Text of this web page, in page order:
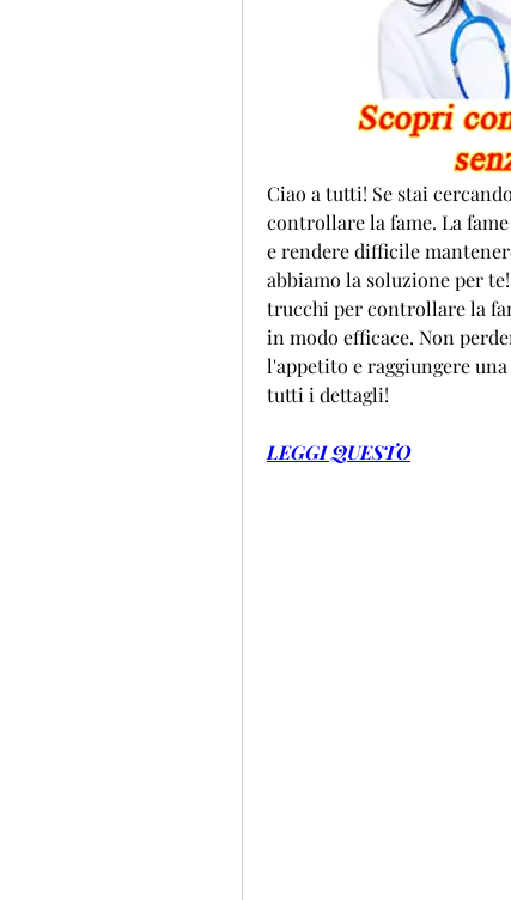
Ciao a tutti! Se stai
controllare la fame. La
e rendere difficile
abbiamo la soluzione per
trucchi per controllare la
in modo efficace. Non
l'appetito e raggiungere
tutti i dettagli!
LEGGI QUESTO